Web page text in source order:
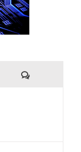
Komentari